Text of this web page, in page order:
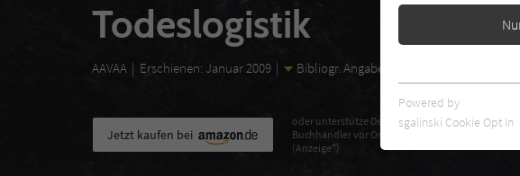
Todeslogistik
AAVAA Erschienen: Januar 2009 Bibliogr. Angaben
Jetzt kaufen bei
oder unterstütze Deinen
Buchhändler vor Ort
(Anzeige*)
Essentielle Cookies
benötigt. Dadurch
funktioniert.
Powered by
sgalinski Cookie Opt In